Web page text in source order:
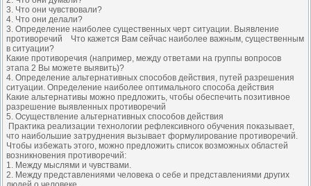
3. Что они чувствовали?
4. Что они делали?
3. Определение наиболее существенных черт ситуации. Выявление
противоречий Что кажется Вам сейчас наиболее важным, существенным
в ситуации?
Какие противоречия (например, между ответами на группы вопросов
этапа 2 Вы можете выявить)?
4. Определение альтернативных способов действия, путей разрешения
ситуации. Определение наиболее оптимального способа действия
Какие альтернативы можно предложить, чтобы обеспечить позитивное
разрешение выявленных противоречий
5. Осуществление альтернативных способов действия
Практика реализации технологии рефлексивного обучения показывает,
что наибольшие затруднения вызывает формулирование противоречий.
Чтобы избежать этого, можно предложить список возможных областей
возникновения противоречий:
1. Между мыслями и чувствами.
2. Между представлениями человека о себе и представлениями других